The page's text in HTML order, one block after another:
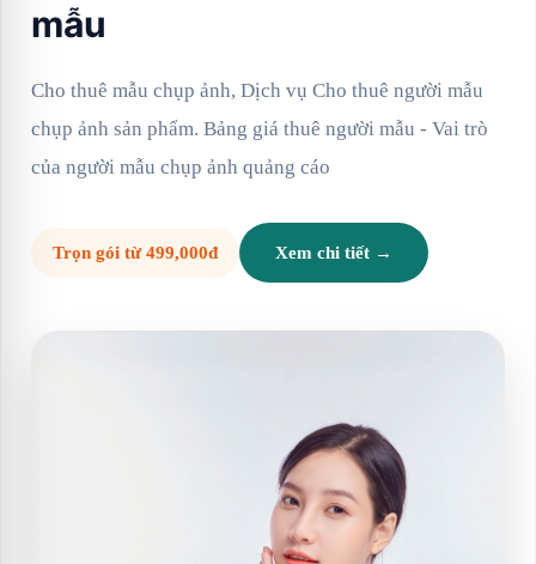
mẫu
Cho thuê mẫu chụp ảnh, Dịch vụ Cho thuê người mẫu
chụp ảnh sản phẩm. Bảng giá thuê người mẫu - Vai trò
của người mẫu chụp ảnh quảng cáo
Trọn gói từ 499,000đ Xem chi tiết →